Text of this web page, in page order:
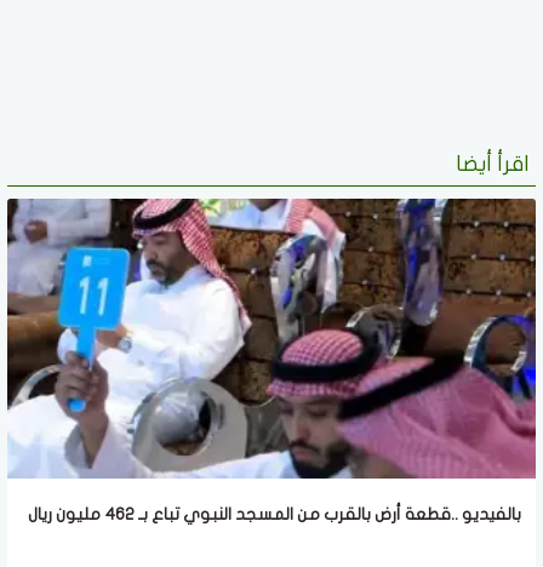
اقرأ أيضا
بالفيديو ..قطعة أرض بالقرب من المسجد النبوي تباع بـ 462 مليون ريال